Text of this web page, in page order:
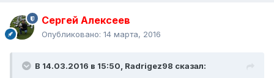
Сергей Алексеев
Опубликовано: 14 марта, 2016
В 14.03.2016 в 15:50, Radrigez98 сказал: